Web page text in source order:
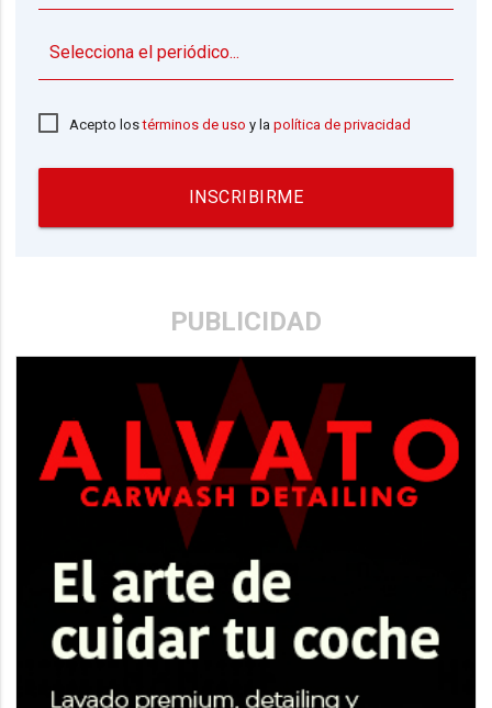
Acepto lostérminos de uso y lapolítica de privacidad
INSCRIBIRME
PUBLICIDAD